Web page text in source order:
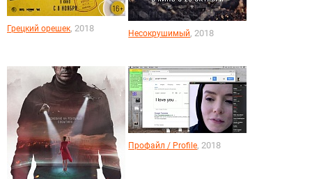
Грецкий орешек, 2018 Несокрушимый, 2018
Профайл / Profile, 2018